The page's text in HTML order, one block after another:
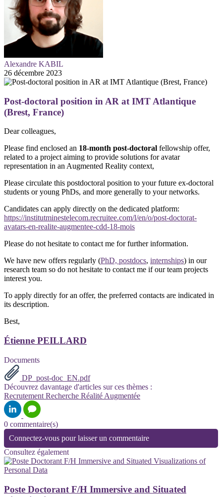
Alexandre KABIL
26 décembre 2023
Post-doctoral position in AR at IMT Atlantique
(Brest, France)
Dear colleagues,
Please find enclosed an 18-month post-doctoral fellowship offer,
related to a project aiming to provide solutions for avatar
representation in an Augmented Reality context,
Please circulate this postdoctoral position to your future ex-doctoral
students or young PhDs, and more generally to your networks.
Candidates can apply directly on the dedicated platform:
https://institutminestelecom.recruitee.com/l/en/o/post-doctorat-
avatars-en-realite-augmentee-cdd-18-mois
Please do not hesitate to contact me for further information.
We have new offers regularly (PhD, postdocs, internships) in our
research team so do not hesitate to contact me if our team projects
interest you.
To apply directly for an offer, the preferred contacts are indicated in
its description.
Best,
Étienne PEILLARD
Documents
DP_post-doc_EN.pdf
Découvrez davantage d'articles sur ces thèmes :
Recrutement Recherche Réalité Augmentée
0 commentaire(s)
Connectez-vous pour laisser un commentaire
Consultez également
Poste Doctorant F/H Immersive and Situated